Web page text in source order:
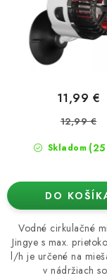
Skladom
11,99 €
12,99 €
DO
Vodné cirkulačné
Jingye s max.
l/h je určené na
v nádržiach